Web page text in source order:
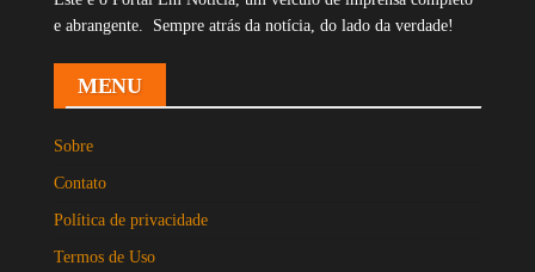
e abrangente. Sempre atrás da notícia, do lado da verdade!
MENU
Sobre
Contato
Política de privacidade
Termos de Uso